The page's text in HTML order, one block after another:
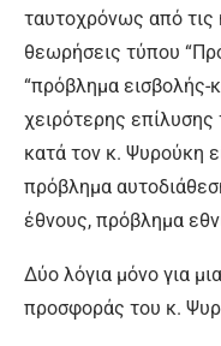
ταυτοχρόνως από τις
θεωρήσεις τύπου
“πρόβλημα εισβολής-
χειρότερης
κατά τον κ. Ψυρούκη
πρόβλημα
έθνους, πρόβλημα
Δύο λόγια μόνο για
προσφοράς του κ.